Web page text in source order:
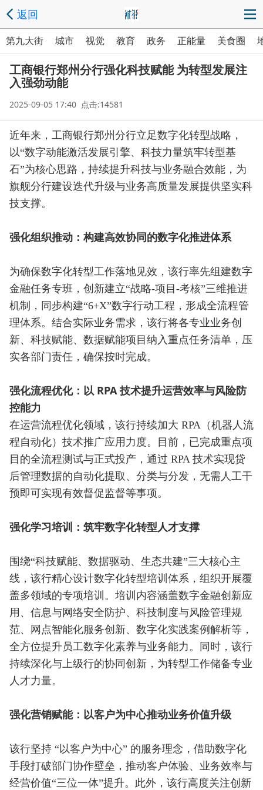
返回
第九大街 城市 视觉 教育 政务 正能量 美食圈
工商银行郑州分行强化科技赋能 为转型发展注
入强劲动能
2025-09-05 17:40 点击:14581
近年来，工商银行郑州分行立足数字化转型战略，
以“数字动能激活发展引擎、科技力量筑牢转型基
石”为核心思路，持续提升科技与业务融合效能，为
旗舰分行建设迭代升级与业务高质量发展提供坚实科
技支撑。
强化组织推动：构建高效协同的数字化推进体系
为确保数字化转型工作落地见效，该行率先组建数字
金融任务专班，创新建立“战略-项目-考核”三维推进
机制，同步构建“6+X”数字行动工程，形成全流程管
理体系。结合实际业务需求，该行将各专业业务创
新、科技赋能、数据赋能项目纳入重点任务清单，压
实各部门责任，确保按时完成。
强化流程优化：以 RPA 技术提升运营效率与风险防
控能力
在运营流程优化领域，该行持续加大 RPA（机器人流
程自动化）技术推广应用力度。目前，已完成重点项
目的全流程测试与正式投产，通过 RPA 技术实现贷
后管理数据的自动化提取、分类与分发，无需人工干
预即可实现有效督促监督等事项。
强化学习培训：筑牢数字化转型人才支撑
围绕“科技赋能、数据驱动、生态共建”三大核心主
线，该行精心设计数字化转型培训体系，组织开展覆
盖多领域的专项培训。培训内容涵盖数字金融创新应
用、信息与网络安全防护、科技制度与风险管理规
范、网点智能化服务创新、数字化实践案例解析等，
全方位提升员工数字化素养与业务能力。同时，该行
持续深化与上级行的协同创新，为转型工作储备专业
人才力量。
强化营销赋能：以客户为中心推动业务价值升级
该行坚持 “以客户为中心” 的服务理念，借助数字化
手段打破部门协作壁垒，推动客户体验、业务效率与
经营价值“三位一体”提升。此外，该行高度关注创新